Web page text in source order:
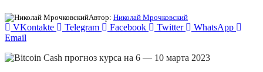
Автор: Николай Мрочковский
VKontakte Telegram Facebook Twitter
WhatsApp
Email